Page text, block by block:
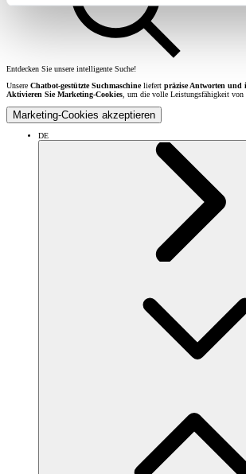
Entdecken Sie unsere intelligente Suche!
Unsere Chatbot-gestützte Suchmaschineliefert präzise Antworten und
Aktivieren Sie Marketing-Cookies, um die volle Leistungsfähigkeit von
Marketing-Cookies akzeptieren
DE